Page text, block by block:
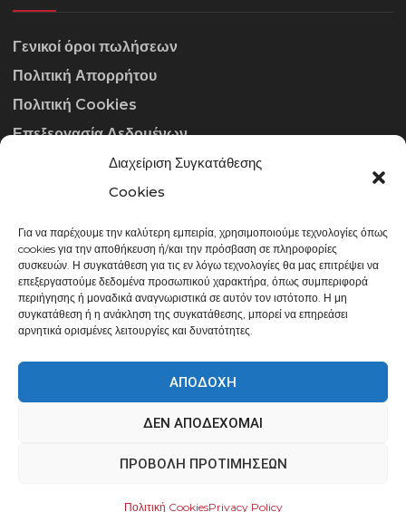
Διαχείριση Συγκατάθεσης
Cookies
Για να παρέχουμε την καλύτερη εμπειρία, χρησιμοποιούμε τεχνολογίες όπως
cookies για την αποθήκευση ή/και την πρόσβαση σε πληροφορίες
συσκευών. Η συγκατάθεση για τις εν λόγω τεχνολογίες θα μας επιτρέψει να
επεξεργαστούμε δεδομένα προσωπικού χαρακτήρα, όπως συμπεριφορά
περιήγησης ή μοναδικά αναγνωριστικά σε αυτόν τον ιστότοπο. Η μη
συγκατάθεση ή η ανάκληση της συγκατάθεσης, μπορεί να επηρεάσει
αρνητικά ορισμένες λειτουργίες και δυνατότητες.
ΑΠΟΔΟΧΉ
ΔΕΝ ΑΠΟΔΈΧΟΜΑΙ
ΠΡΟΒΟΛΉ ΠΡΟΤΙΜΉΣΕΩΝ
Πολιτική CookiesPrivacy Policy
Γενικοί όροι πωλήσεων
Πολιτική Απορρήτου
Πολιτική Cookies
Επεξεργασία Δεδομένων
ΣΤΟΙΧΕΊΑ ΕΠΙΚΟΙΝΩΝΊΑΣ
info@gowithraw.gr
24310 35062
Δευ. - Παρ. 08:00 - 20:00
gowithraw.gr © 2020 | Powered by